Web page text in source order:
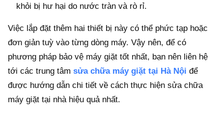
khỏi bị hư hại do nước tràn và rò rỉ.
Việc lắp đặt thêm hai thiết bị này có thể phức tạp hoặc
đơn giản tuỳ vào từng dòng máy. Vậy nên, để có
phương pháp bảo vệ máy giặt tốt nhất, bạn nên liên hệ
tới các trung tâm sửa chữa máy giặt tại Hà Nội để
được hướng dẫn chi tiết về cách thực hiện sửa chữa
máy giặt tại nhà hiệu quả nhất.